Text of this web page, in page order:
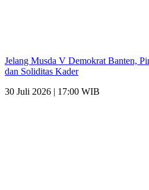
Jelang Musda V Demokrat Banten,
dan Soliditas Kader
30 Juli 2026 | 17:00 WIB